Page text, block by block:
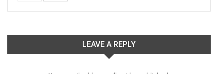
LEAVE A REPLY